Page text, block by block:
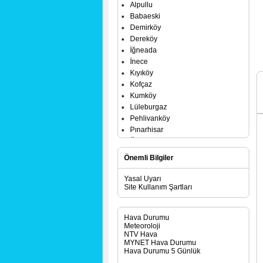
Alpullu
Babaeski
Demirköy
Dereköy
İğneada
İnece
Kıyıköy
Kofçaz
Kumköy
Lüleburgaz
Pehlivanköy
Pınarhisar
Önemli Bilgiler
Yasal Uyarı
Site Kullanım Şartları
Hava Durumu
Meteoroloji
NTV Hava
MYNET Hava Durumu
Hava Durumu 5 Günlük